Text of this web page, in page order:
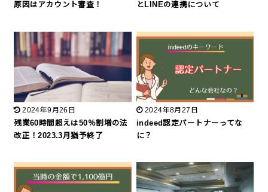
原因はアカウント審査！
とLINEの連携について
2024年9月26日
残業60時間超えは50％割増の法
改正！2023.3月猶予終了
2024年8月27日
indeed認定パートナーってな
に？